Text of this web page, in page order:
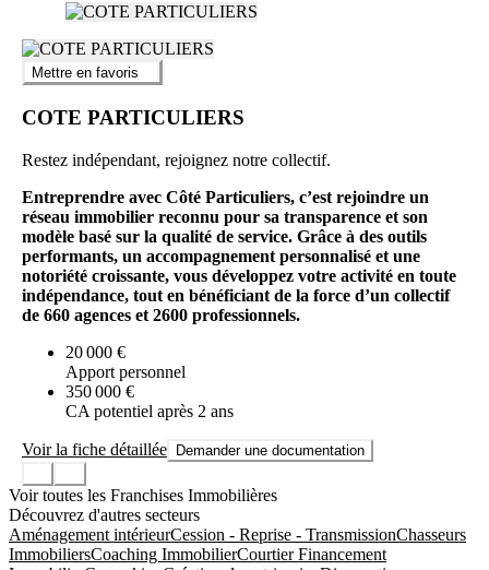
Mettre en favoris
COTE PARTICULIERS
Restez indépendant, rejoignez notre collectif.
Entreprendre avec Côté Particuliers, c’est rejoindre un
réseau immobilier reconnu pour sa transparence et son
modèle basé sur la qualité de service. Grâce à des outils
performants, un accompagnement personnalisé et une
notoriété croissante, vous développez votre activité en toute
indépendance, tout en bénéficiant de la force d’un collectif
de 660 agences et 2600 professionnels.
20 000 €
Apport personnel
350 000 €
CA potentiel après 2 ans
Voir la fiche détaillée Demander une documentation
Voir toutes les Franchises Immobilières
Découvrez d'autres secteurs
Aménagement intérieurCession - Reprise - TransmissionChasseurs
ImmobiliersCoaching ImmobilierCourtier Financement